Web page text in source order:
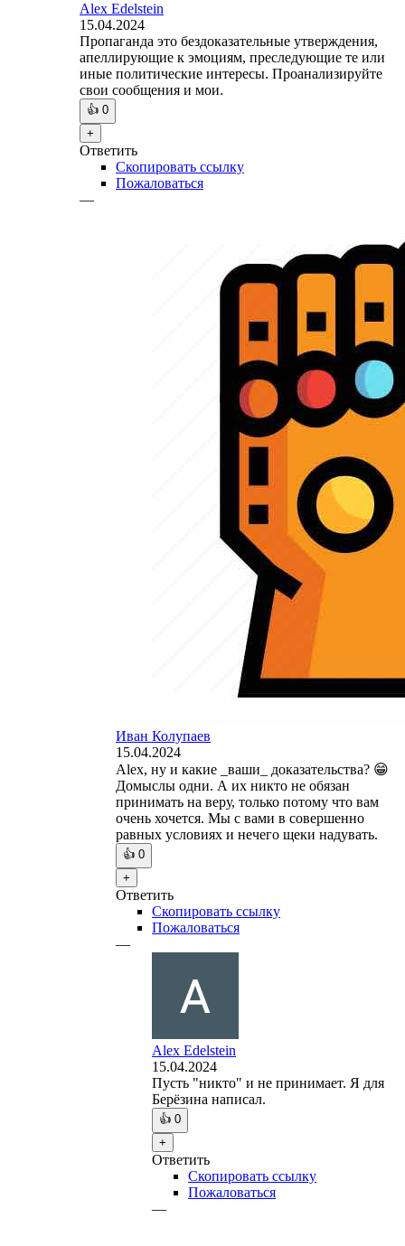
Alex Edelstein
15.04.2024
Пропаганда это бездоказательные утверждения,
апеллирующие к эмоциям, преследующие те или
иные политические интересы. Проанализируйте
свои сообщения и мои.
👍 0
+
Ответить
Скопировать ссылку
Пожаловаться
—
Иван Колупаев
15.04.2024
Alex, ну и какие _ваши_ доказательства? 😁
Домыслы одни. А их никто не обязан
принимать на веру, только потому что вам
очень хочется. Мы с вами в совершенно
равных условиях и нечего щеки надувать.
👍 0
+
Ответить
Скопировать ссылку
Пожаловаться
—
Alex Edelstein
15.04.2024
Пусть "никто" и не принимает. Я для
Берёзина написал.
👍 0
+
Ответить
Скопировать ссылку
Пожаловаться
—